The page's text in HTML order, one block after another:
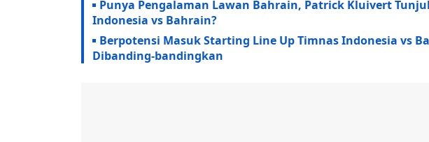
Punya Pengalaman Lawan Bahrain, Patrick Kluivert
Indonesia vs Bahrain?
Berpotensi Masuk Starting Line Up Timnas Indonesia vs
Dibanding-bandingkan